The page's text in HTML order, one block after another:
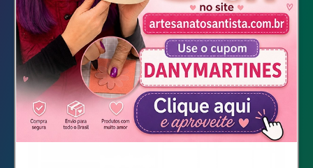
Maletinha do Stitch para
Festas